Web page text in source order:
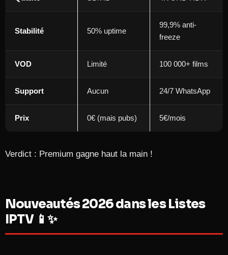
Stabilité 50% uptime
99,9% anti-
freeze
VOD Limité 100 000+ films
Support Aucun 24/7 WhatsApp
Prix 0€ (mais pubs) 5€/mois
Verdict : Premium gagne haut la main !
Nouveautés 2026 dans les Listes
IPTV 📱✨